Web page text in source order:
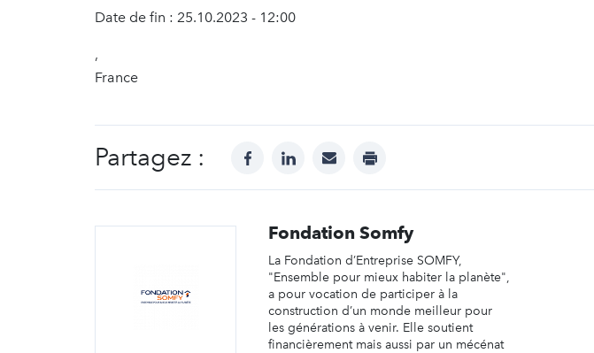
Date de fin : 25.10.2023 - 12:00
,
France
Partagez : facebooklinkedinmail print
Fondation Somfy
La Fondation d’Entreprise SOMFY,
"Ensemble pour mieux habiter la planète",
a pour vocation de participer à la
construction d’un monde meilleur pour
les générations à venir. Elle soutient
financièrement mais aussi par un mécénat